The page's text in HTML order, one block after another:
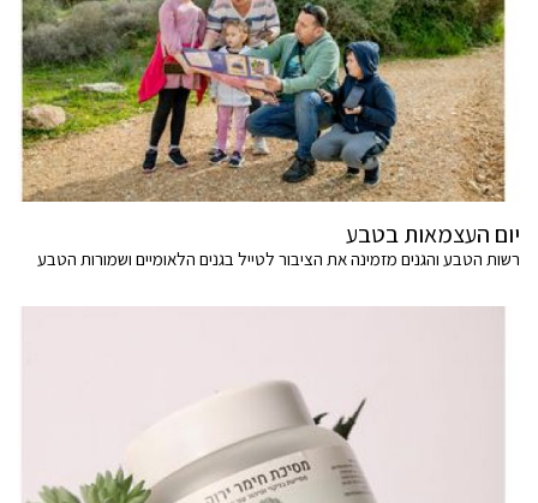
יום העצמאות בטבע
רשות הטבע והגנים מזמינה את הציבור לטייל בגנים הלאומיים ושמורות הטבע